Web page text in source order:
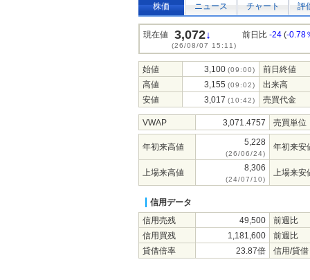
株価 ニュース チャート 評
現在値 3,072↓
(26/08/07 15:11)
前日比 -24 (-0.78
始値 3,100 (09:00)
前日終値
高値
3,155 (09:02)
出来高
安値
3,017 (10:42) 売買代金
VWAP 3,071.4757 売買単位
年初来高値 5,228
(26/06/24)
年初来安
上場来高値 8,306
(24/07/10)
上場来安
信用データ
信用売残
49,500
前週比
信用買残
1,181,600
前週比
貸借倍率
23.87倍 信用/貸借